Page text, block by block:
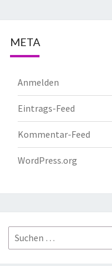
META
Anmelden
Eintrags-Feed
Kommentar-Feed
WordPress.org